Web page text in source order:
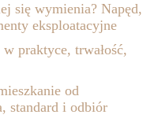
się wymienia? Napęd,
eksploatacyjne
praktyce, trwałość,
od
standard i odbiór